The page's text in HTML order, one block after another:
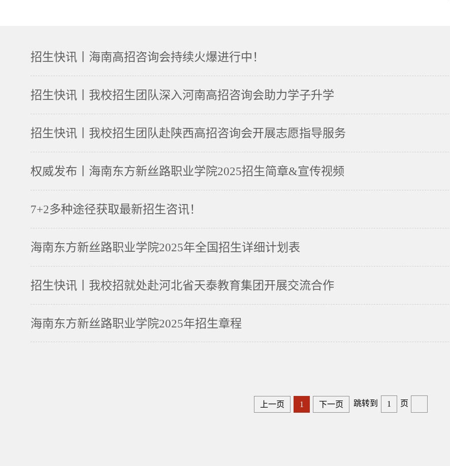
招生快讯丨海南高招咨询会持续火爆进行中！
招生快讯丨我校招生团队深入河南高招咨询会助力学子升学
招生快讯丨我校招生团队赴陕西高招咨询会开展志愿指导服务
权威发布丨海南东方新丝路职业学院2025招生简章&宣传视频
7+2多种途径获取最新招生咨讯！
海南东方新丝路职业学院2025年全国招生详细计划表
招生快讯丨我校招就处赴河北省天泰教育集团开展交流合作
海南东方新丝路职业学院2025年招生章程
上一页 1 下一页 跳转到 页